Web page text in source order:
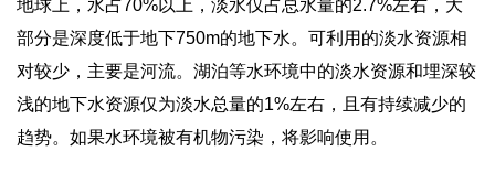
地球上，水占70%以上，淡水仅占总水量的2.7%左右，大
部分是深度低于地下750m的地下水。可利用的淡水资源相
对较少，主要是河流。湖泊等水环境中的淡水资源和埋深较
浅的地下水资源仅为淡水总量的1%左右，且有持续减少的
趋势。如果水环境被有机物污染，将影响使用。